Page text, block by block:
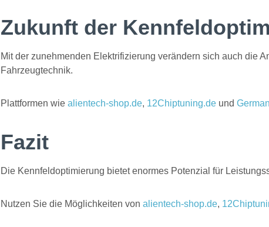
Zukunft der
Mit der zunehmenden Elektrifizierung verändern sich auch die
Fahrzeugtechnik.
Plattformen wie alientech-shop.de, 12Chiptuning.de und
Fazit
Die Kennfeldoptimierung bietet enormes Potenzial für
Nutzen Sie die Möglichkeiten von alientech-shop.de,